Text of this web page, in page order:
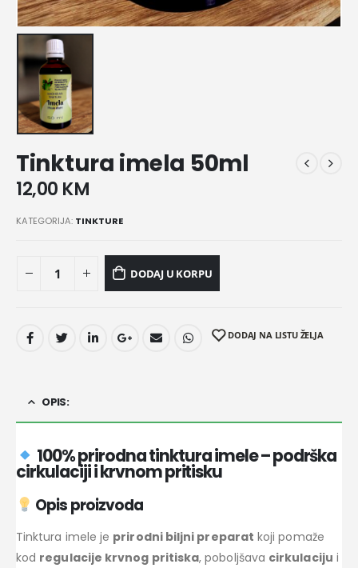
Tinktura imela 50ml
12,00 KM
KATEGORIJA: TINKTURE
DODAJ U KORPU
DODAJ NA LISTU ŽELJA
OPIS:
100% prirodna tinktura imele – podrška
cirkulaciji i krvnom pritisku
Opis proizvoda
Tinktura imele je prirodni biljni preparat koji pomaže
kod regulacije krvnog pritiska, poboljšava cirkulaciju i